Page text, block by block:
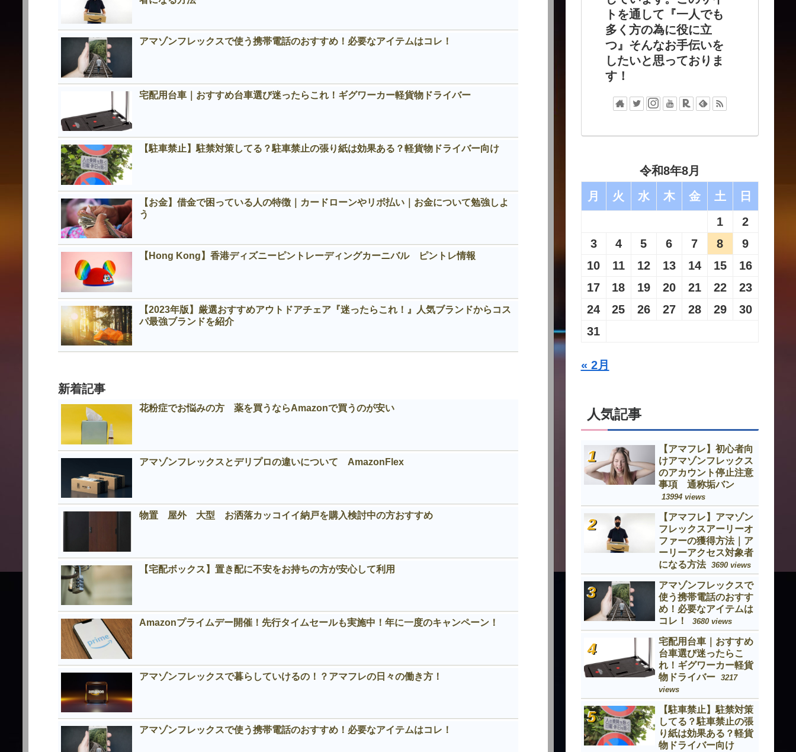
アマゾンフレックスで使う携帯電話のおすすめ！必要なアイテムはコレ！
宅配用台車｜おすすめ台車選び迷ったらこれ！ギグワーカー軽貨物ドライバー
【駐車禁止】駐禁対策してる？駐車禁止の張り紙は効果ある？軽貨物ドライバー向け
【お金】借金で困っている人の特徴｜カードローンやリボ払い｜お金について勉強しよ
う
【Hong Kong】香港ディズニーピントレーディングカーニバル ピントレ情報
【2023年版】厳選おすすめアウトドアチェア『迷ったらこれ！』人気ブランドからコス
パ最強ブランドを紹介
新着記事
花粉症でお悩みの方 薬を買うならAmazonで買うのが安い
アマゾンフレックスとデリプロの違いについて AmazonFlex
物置 屋外 大型 お洒落カッコイイ納戸を購入検討中の方おすすめ
【宅配ボックス】置き配に不安をお持ちの方が安心して利用
Amazonプライムデー開催！先行タイムセールも実施中！年に一度のキャンペーン！
アマゾンフレックスで暮らしていけるの！？アマフレの日々の働き方！
アマゾンフレックスで使う携帯電話のおすすめ！必要なアイテムはコレ！
トを通して『一人でも
多く方の為に役に立
つ』そんなお手伝いを
したいと思っておりま
す！
令和8年8月
月
火 水 木 金 土
日
1
2
3
4 5 6 7 8
9
10
11 12 13 14 15
16
17
18 19 20 21 22
23
24
25 26 27 28 29
30
31
« 2月
人気記事
【アマフレ】初心者向
けアマゾンフレックス
のアカウント停止注意
事項 通称垢バン
13994 views
【アマフレ】アマゾン
フレックスアーリーオ
ファーの獲得方法｜ア
ーリーアクセス対象者
になる方法
3690 views
アマゾンフレックスで
使う携帯電話のおすす
め！必要なアイテムは
コレ！
3680 views
宅配用台車｜おすすめ
台車選び迷ったらこ
れ！ギグワーカー軽貨
物ドライバー
3217
views
【駐車禁止】駐禁対策
してる？駐車禁止の張
り紙は効果ある？軽貨
物ドライバー向け